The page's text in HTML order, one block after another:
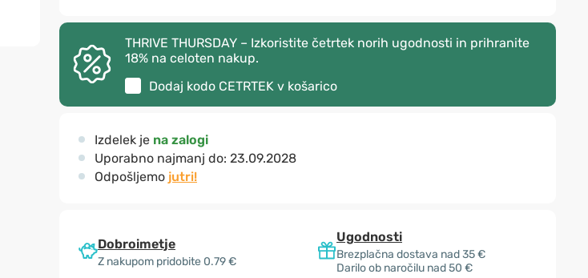
THRIVE THURSDAY – Izkoristite četrtek norih ugodnosti in prihranite
18% na celoten nakup.
Dodaj kodo CETRTEK v košarico
Izdelek je na zalogi
Uporabno najmanj do: 23.09.2028
Odpošljemo jutri!
Dobroimetje
Z nakupom pridobite 0.79 €
Ugodnosti
Brezplačna dostava nad 35 €
Darilo ob naročilu nad 50 €